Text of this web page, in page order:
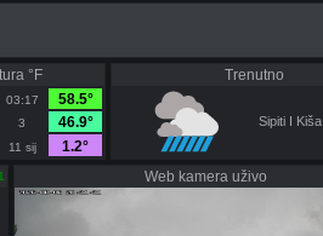
°F
03:17
58.5°
3
46.9°
11 sij 1.2°
Trenutno
Sipiti I Kiša
Web kamera uživo